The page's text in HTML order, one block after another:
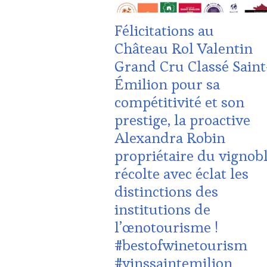
WINE
TASTING
VOUCHER,
CÔTES-
DE-
PROVENCE
DOMAINE
VITICOLE,
ADHÉRENT,
VIN
TOURISME,
EDITION
LES
CLÉS
DU
VIN
ET
DE
LA
HAUTE
GASTRONOMIE
FRANÇAISE ,
Félicitations au
Château Rol Valentin
Grand Cru Classé
Émilion pour sa
compétitivité et son
prestige, la proactive
Alexandra Robin
propriétaire du
récolte avec éclat les
distinctions des
institutions de
l’œnotourisme !
#bestofwinetourism
#vinssaintemilion